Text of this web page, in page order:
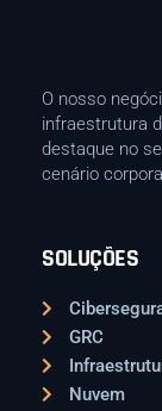
O nosso
infraestrutura
destaque no
cenário
SOLUÇÕES
GRC
Nuvem